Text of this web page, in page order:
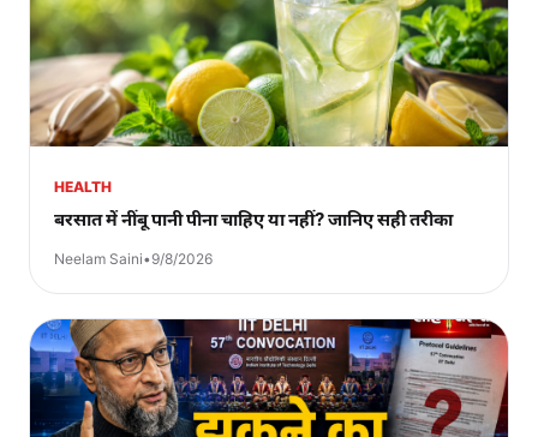
HEALTH
बरसात में नींबू पानी पीना चाहिए या नहीं? जानिए सही तरीका
Neelam Saini•9/8/2026